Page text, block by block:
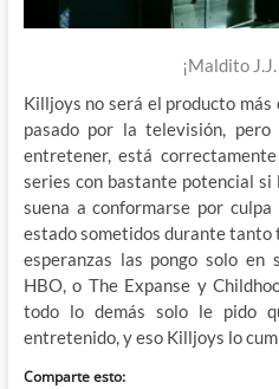
¡Maldito
Killjoys no será el producto
pasado por la televisión,
entretener, está
series con bastante potencial si
suena a conformarse por
estado sometidos durante tanto
esperanzas las pongo solo en
HBO, o The Expanse y
todo lo demás solo le pido
entretenido, y eso Killjoys lo
Comparte esto: